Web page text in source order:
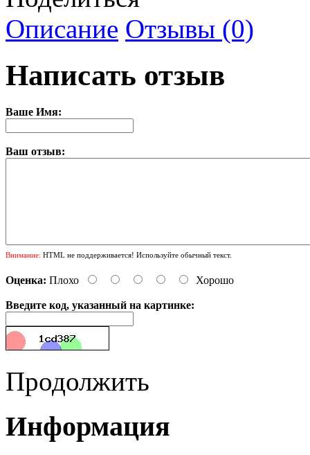
Описание Отзывы (0)
Написать отзыв
Ваше Имя:
Ваш отзыв:
Внимание: HTML не поддерживается! Используйте обычный текст.
Оценка: Плохо Хорошо
Введите код, указанный на картинке:
Продолжить
Информация